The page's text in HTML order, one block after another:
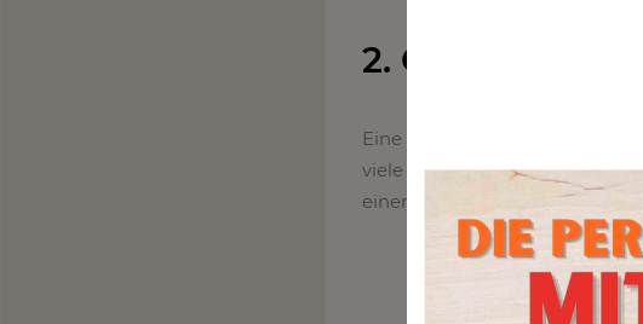
2. Cookie Dough
Eine der wenigen
viele verschiedene Sachen
einen Kuchen oder ein super